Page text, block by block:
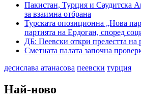
Пакистан, Турция и Саудитска
за взаимна отбрана
Турската опозиционна „Нова
партията на Ердоган, според
ДБ: Пеевски откри прелестта на
Сметната палата започна
десислава атанасова пеевски турция
Най-ново